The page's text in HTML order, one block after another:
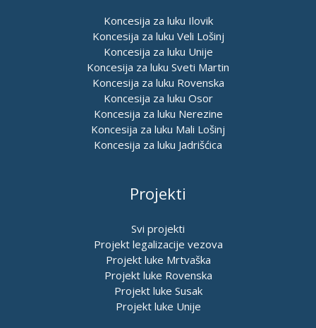
Koncesija za luku Ilovik
Koncesija za luku Veli Lošinj
Koncesija za luku Unije
Koncesija za luku Sveti Martin
Koncesija za luku Rovenska
Koncesija za luku Osor
Koncesija za luku Nerezine
Koncesija za luku Mali Lošinj
Koncesija za luku Jadrišćica
Projekti
Svi projekti
Projekt legalizacije vezova
Projekt luke Mrtvaška
Projekt luke Rovenska
Projekt luke Susak
Projekt luke Unije